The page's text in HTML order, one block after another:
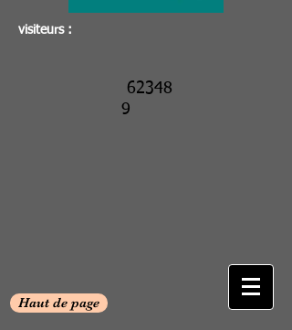
visiteurs :
62348
9
Haut de page